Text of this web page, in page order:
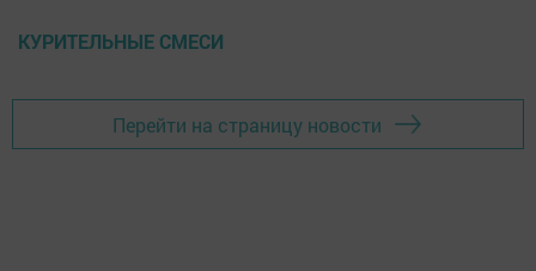
КУРИТЕЛЬНЫЕ СМЕСИ
Перейти на страницу новости